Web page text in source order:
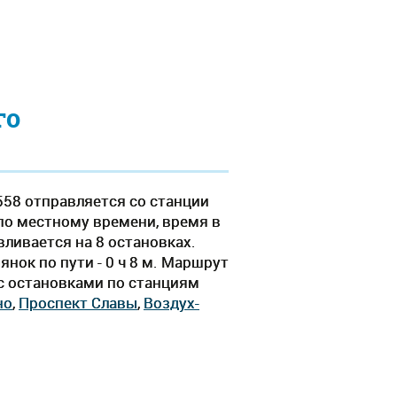
отправляется со станции
местному времени, время в
на 8 остановках.
по пути - 0 ч 8 м. Маршрут
остановками по станциям
, Проспект Славы, Воздух-